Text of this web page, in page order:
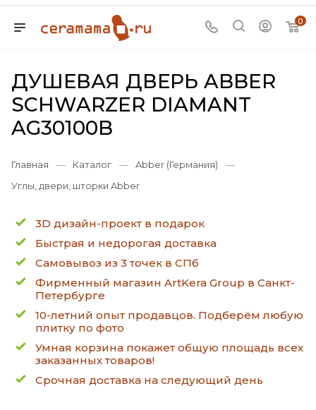
0
ДУШЕВАЯ ДВЕРЬ ABBER
SCHWARZER DIAMANT
AG30100B
Главная — Каталог — Abber (Германия)
—
Углы, двери, шторки Abber
3D дизайн-проект в подарок
Быстрая и недорогая доставка
Самовывоз из 3 точек в СПб
Фирменный магазин ArtKera Group в Санкт-
Петербурге
10-летний опыт продавцов. Подберём любую
плитку по фото
Умная корзина покажет общую площадь всех
заказанных товаров!
Срочная доставка на следующий день